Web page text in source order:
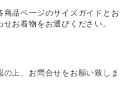
品ページのサイズガイドとお
お着物をお選びください。
上、お問合せをお願い致しま